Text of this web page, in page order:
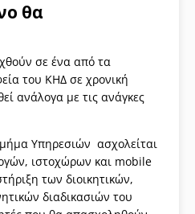
θα
σε ένα από τα
του ΚΗΔ σε χρονική
ανάλογα με τις ανάγκες
Υπηρεσιών ασχολείται
ιστοχώρων και mobile
των διοικητικών,
διαδικασιών του